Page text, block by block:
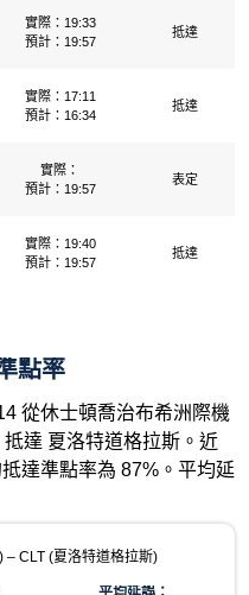
實際：19:33
預計：19:57
抵達
實際：17:11
預計：16:34
抵達
實際：
預計：19:57
表定
實際：19:40
預計：19:57
抵達
點率
從休士頓喬治布希洲際機
達 夏洛特道格拉斯。近
達準點率為 87%。平均延
– CLT (夏洛特道格拉斯)